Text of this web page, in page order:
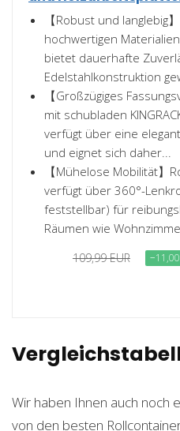
【Robust und langlebig
hochwertigen
bietet dauerhafte
Edelstahlkonstruktion
【Großzügiges
mit schubladen
verfügt über eine
und eignet sich daher...
【Mühelose Mobilität】
verfügt über 360°-
feststellbar) für
Räumen wie
109,99 EUR
Wir haben Ihnen auch noch
von den besten